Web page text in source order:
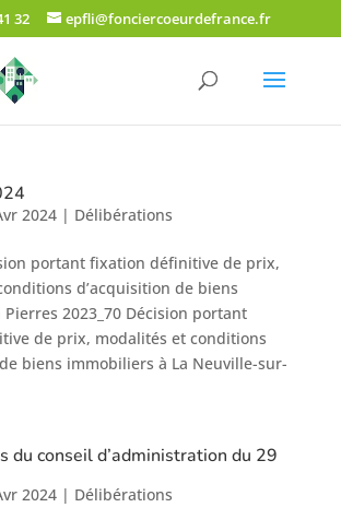
32 epfli@fonciercoeurdefrance.fr
2024| Délibérations
portant fixation définitive de prix,
d’acquisition de biens
2023_70 Décision portant
de prix, modalités et conditions
biens immobiliers à La Neuville-sur-
du conseil d’administration du 29
2024| Délibérations